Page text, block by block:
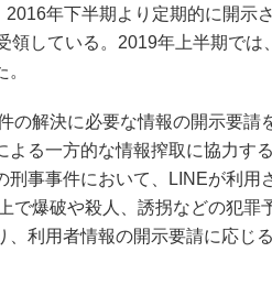
年下半期より定期的に開示
領している。2019年上半期では
解決に必要な情報の開示要請
よる一方的な情報搾取に協力す
刑事事件において、LINEが利用
で爆破や殺人、誘拐などの犯罪
、利用者情報の開示要請に応じ